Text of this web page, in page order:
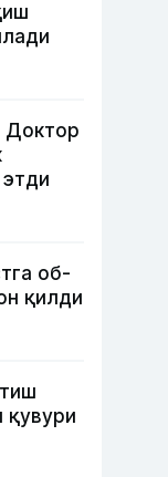
Доктор
об-
қилди
қувури